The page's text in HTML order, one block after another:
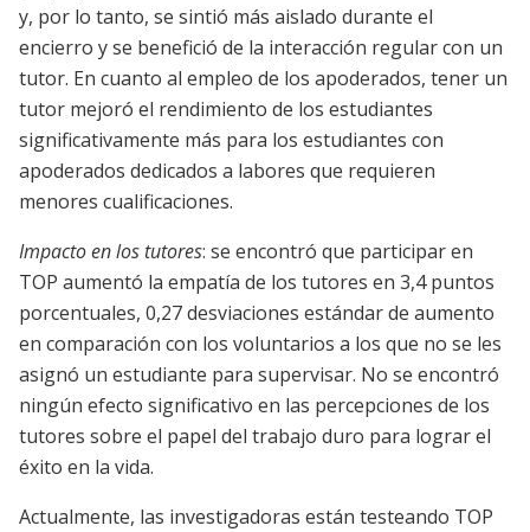
y, por lo tanto, se sintió más aislado durante el
encierro y se benefició de la interacción regular con un
tutor. En cuanto al empleo de los apoderados, tener un
tutor mejoró el rendimiento de los estudiantes
significativamente más para los estudiantes con
apoderados dedicados a labores que requieren
menores cualificaciones.
Impacto en los tutores: se encontró que participar en
TOP aumentó la empatía de los tutores en 3,4 puntos
porcentuales, 0,27 desviaciones estándar de aumento
en comparación con los voluntarios a los que no se les
asignó un estudiante para supervisar. No se encontró
ningún efecto significativo en las percepciones de los
tutores sobre el papel del trabajo duro para lograr el
éxito en la vida.
Actualmente, las investigadoras están testeando TOP